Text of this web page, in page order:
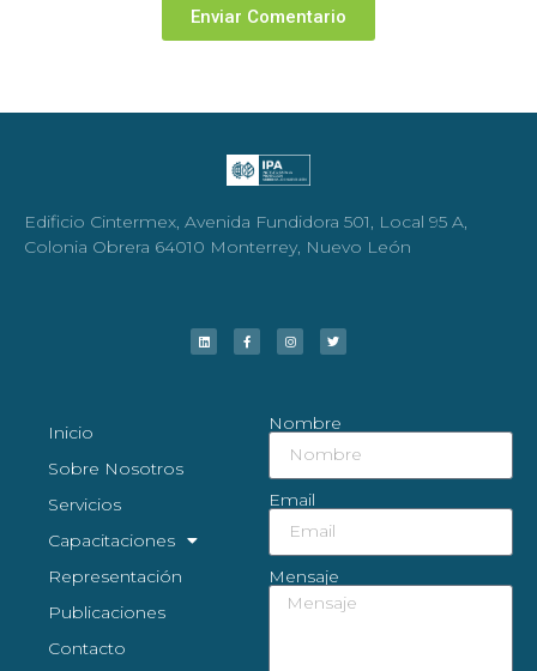
Enviar Comentario
Edificio Cintermex, Avenida Fundidora 501, Local 95 A,
Colonia Obrera 64010 Monterrey, Nuevo León
Inicio
Sobre Nosotros
Servicios
Capacitaciones
Representación
Publicaciones
Contacto
Nombre
Email
Mensaje